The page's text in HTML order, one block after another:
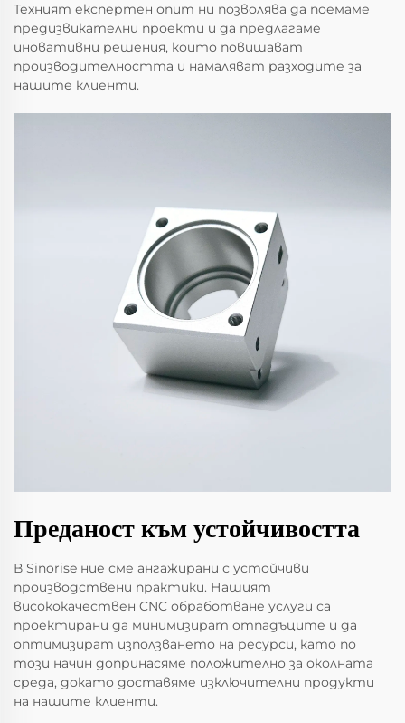
Техният експертен опит ни позволява да поемаме
предизвикателни проекти и да предлагаме
иновативни решения, които повишават
производителността и намаляват разходите за
нашите клиенти.
Преданост към устойчивостта
В Sinorise ние сме ангажирани с устойчиви
производствени практики. Нашият
висококачествен CNC обработване услуги са
проектирани да минимизират отпадъците и да
оптимизират използването на ресурси, като по
този начин допринасяме положително за околната
среда, докато доставяме изключителни продукти
на нашите клиенти.